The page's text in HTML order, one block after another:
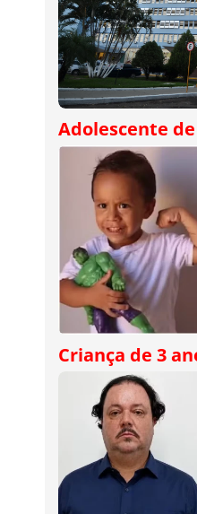
Adolescente
Criança de 3